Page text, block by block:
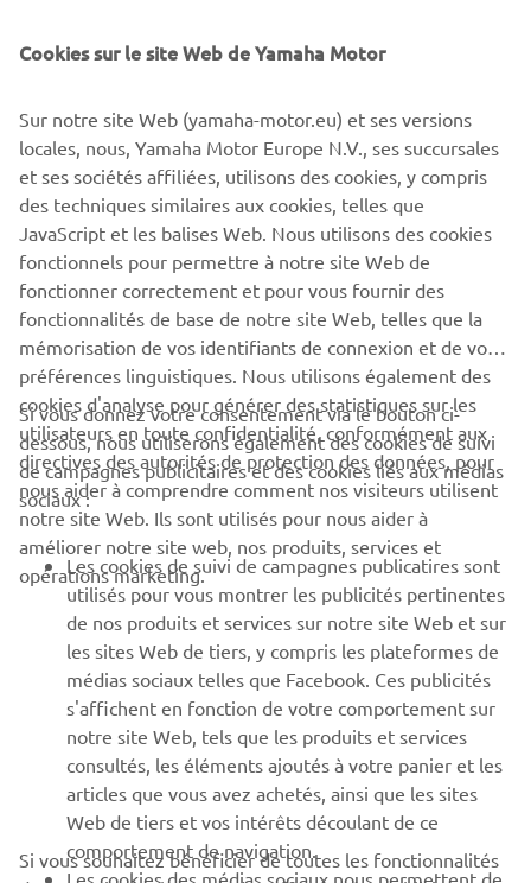
propriétaires de géolocaliser leur scooter et d'activer et
aux fonctions Geofence et de gestion de vol.
Arborant un habillage à la finition Matt Silver, équipé
d'une fourche anodisée or empruntée aux motos ainsi que
de roues à jantes bleues, le TMAX SX Sport Edition
transforme entièrement l'expérience MAX.
TMAX SX Sport Edition : Ma ville. Ma vie. Ma force.
CORPORATE
PROS & B2B
PLUS YAMAHA
SUPPORT
NEWSLETTER
Découvrez en exclusivité les dernières offres, les événements
spéciaux, les nouveautés et bien plus encore
Cookies sur le site Web de Yamaha Motor
Sur notre site Web (yamaha-motor.eu) et ses versions
locales, nous, Yamaha Motor Europe N.V., ses succursales
et ses sociétés affiliées, utilisons des cookies, y compris
des techniques similaires aux cookies, telles que
JavaScript et les balises Web. Nous utilisons des cookies
fonctionnels pour permettre à notre site Web de
fonctionner correctement et pour vous fournir des
fonctionnalités de base de notre site Web, telles que la
mémorisation de vos identifiants de connexion et de vos
préférences linguistiques. Nous utilisons également des
cookies d'analyse pour générer des statistiques sur les
utilisateurs en toute confidentialité, conformément aux
directives des autorités de protection des données, pour
nous aider à comprendre comment nos visiteurs utilisent
notre site Web. Ils sont utilisés pour nous aider à
améliorer notre site web, nos produits, services et
opérations marketing.
Si vous donnez votre consentement via le bouton ci-
dessous, nous utiliserons également des cookies de suivi
de campagnes publicitaires et des cookies liés aux médias
sociaux :
Les cookies de suivi de campagnes publicatires sont
utilisés pour vous montrer les publicités pertinentes
de nos produits et services sur notre site Web et sur
les sites Web de tiers, y compris les plateformes de
médias sociaux telles que Facebook. Ces publicités
s'affichent en fonction de votre comportement sur
notre site Web, tels que les produits et services
consultés, les éléments ajoutés à votre panier et les
articles que vous avez achetés, ainsi que les sites
Web de tiers et vos intérêts découlant de ce
comportement de navigation.
Les cookies des médias sociaux nous permettent de
Si vous souhaitez bénéficier de toutes les fonctionnalités